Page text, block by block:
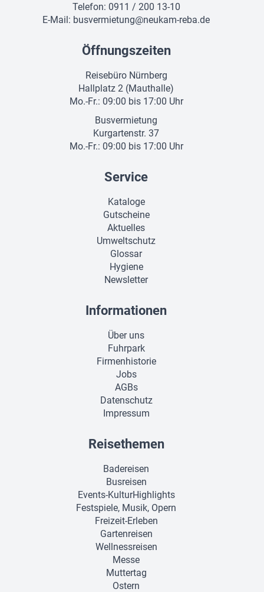
Telefon: 0911 / 200 13-10
E-Mail: busvermietung@neukam-reba.de
Öffnungszeiten
Reisebüro Nürnberg
Hallplatz 2 (Mauthalle)
Mo.-Fr.: 09:00 bis 17:00 Uhr
Busvermietung
Kurgartenstr. 37
Mo.-Fr.: 09:00 bis 17:00 Uhr
Service
Kataloge
Gutscheine
Aktuelles
Umweltschutz
Glossar
Hygiene
Newsletter
Informationen
Über uns
Fuhrpark
Firmenhistorie
Jobs
AGBs
Datenschutz
Impressum
Reisethemen
Badereisen
Busreisen
Events-KulturHighlights
Festspiele, Musik, Opern
Freizeit-Erleben
Gartenreisen
Wellnessreisen
Messe
Muttertag
Ostern